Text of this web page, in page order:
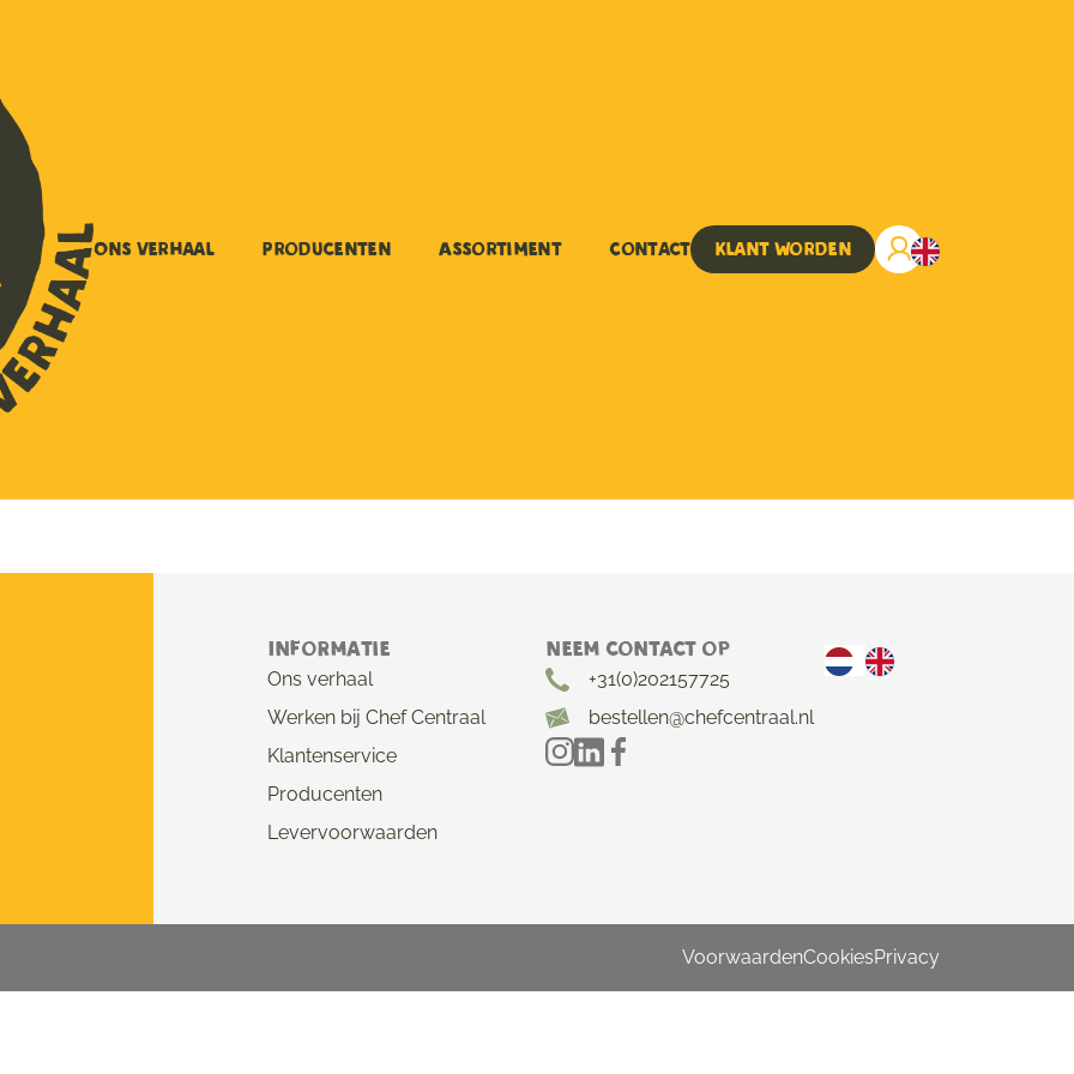
Ons verhaal Producenten Assortiment Contact Klant worden
Informatie
Ons verhaal
Werken bij Chef Centraal
Klantenservice
Producenten
Levervoorwaarden
Neem contact op
+31(0)202157725
bestellen@chefcentraal.nl
VoorwaardenCookiesPrivacy